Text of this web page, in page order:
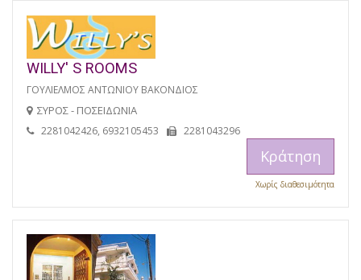
WILLY' S ROOMS
ΓΟΥΛΙΕΛΜΟΣ ΑΝΤΩΝΙΟΥ ΒΑΚΟΝΔΙΟΣ
ΣΥΡΟΣ - ΠΟΣΕΙΔΩΝΙΑ
2281042426, 6932105453 2281043296
Κράτηση
Χωρίς διαθεσιμότητα